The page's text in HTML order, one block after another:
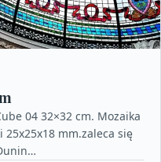
04 32×32 cm. Mozaika
mm.zaleca się